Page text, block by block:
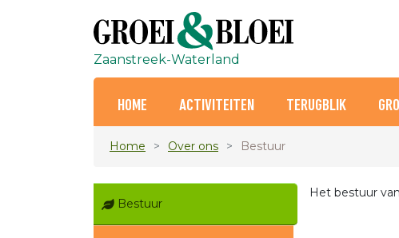
Zaanstreek-Waterland
HOME ACTIVITEITEN TERUGBLIK
Home Over ons Bestuur
Bestuur
Het bestuur